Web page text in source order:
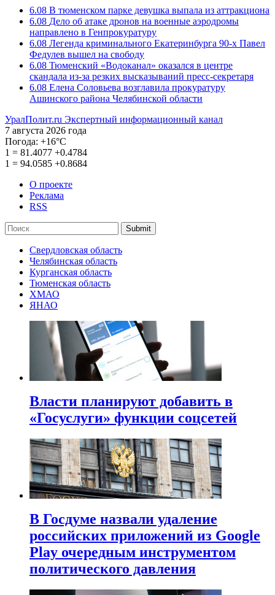
6.08 В тюменском парке девушка выпала из аттракциона
6.08 Дело об атаке дронов на военные аэродромы
направлено в Генпрокуратуру
6.08 Легенда криминального Екатеринбурга 90-х Павел
Федулев вышел на свободу
6.08 Тюменский «Водоканал» оказался в центре
скандала из-за резких высказываний пресс-секретаря
6.08 Елена Соловьева возглавила прокуратуру
Ашинского района Челябинской области
УралПолит.ru Экспертный информационный канал
7 августа 2026 года
Погода: +16°С
1 = 81.4077 +0.4784
1 = 94.0585 +0.8684
О проекте
Реклама
RSS
Submit
Свердловская область
Челябинская область
Курганская область
Тюменская область
ХМАО
ЯНАО
Власти планируют добавить в
«Госуслуги» функции соцсетей
В Госдуме назвали удаление
российских приложений из Google
Play очередным инструментом
политического давления